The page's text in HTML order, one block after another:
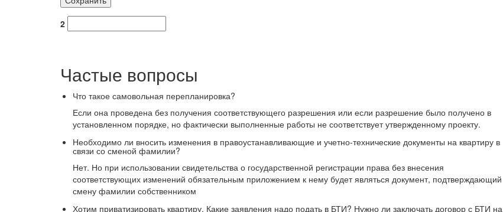
2
Частые вопросы
Что такое самовольная перепланировка?
Если она проведена без получения соответствующего разрешения или если разрешение было получено в
установленном порядке, но фактически выполненные работы не соответствует утвержденному проекту.
Необходимо ли вносить изменения в правоустанавливающие и учетно-технические документы на квартиру в
связи со сменой фамилии?
Нет. Но при использовании свидетельства о государственной регистрации права без внесения
соответствующих изменений обязательным приложением к нему будет являться документ, подтверждающий
смену фамилии собственником
Хотим приватизировать квартиру. Какие заявления надо подать в БТИ? Нужно ли заключать договор с БТИ на